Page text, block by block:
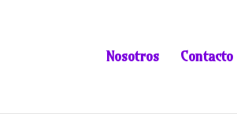
Nosotros Contacto